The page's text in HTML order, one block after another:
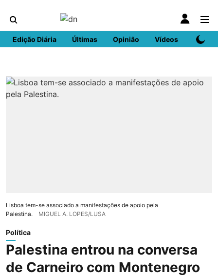
Edição Diária Últimas Opinião Vídeos DN
Lisboa tem-se associado a manifestações de apoio pela
Palestina.
MIGUEL A. LOPES/LUSA
Política
Palestina entrou na conversa
de Carneiro com Montenegro